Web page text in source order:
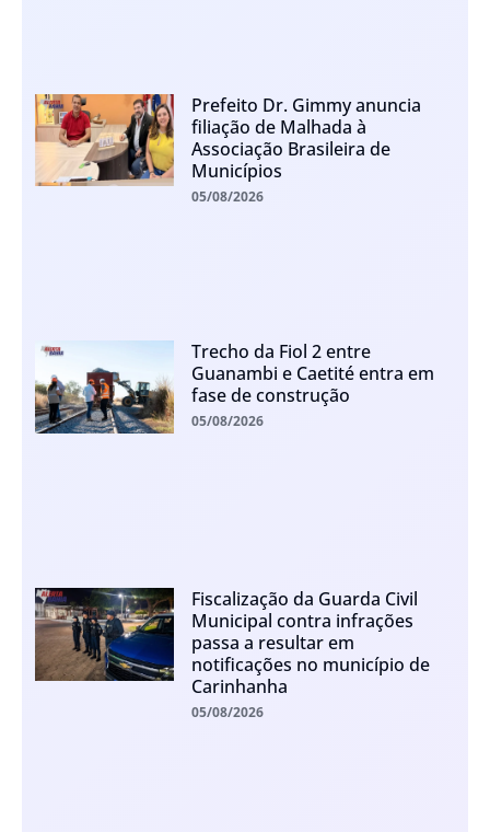
Prefeito Dr. Gimmy anuncia
filiação de Malhada à
Associação Brasileira de
Municípios
05/08/2026
Trecho da Fiol 2 entre
Guanambi e Caetité entra em
fase de construção
05/08/2026
Fiscalização da Guarda Civil
Municipal contra infrações
passa a resultar em
notificações no município de
Carinhanha
05/08/2026